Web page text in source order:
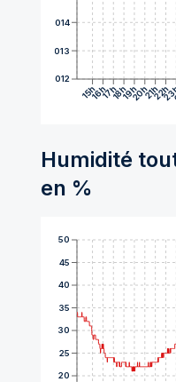
15h16h17h18h19h20h21h22h
1012
1013
1014
Humidité
en %
20
25
30
35
40
45
50